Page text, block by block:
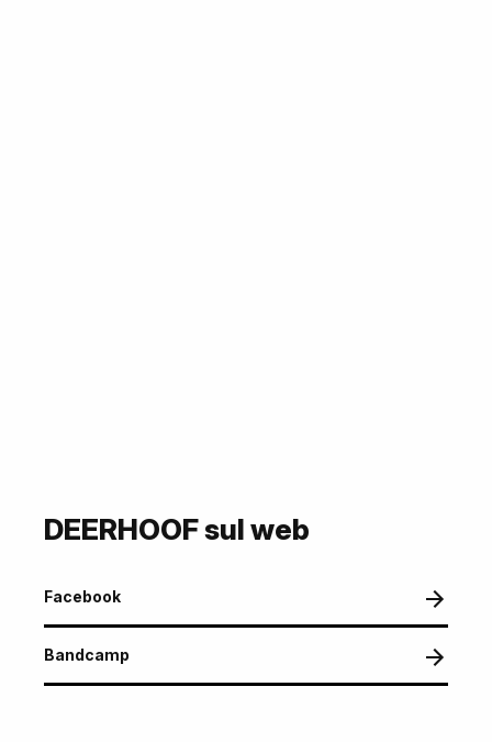
DEERHOOF sul web
Facebook
Bandcamp